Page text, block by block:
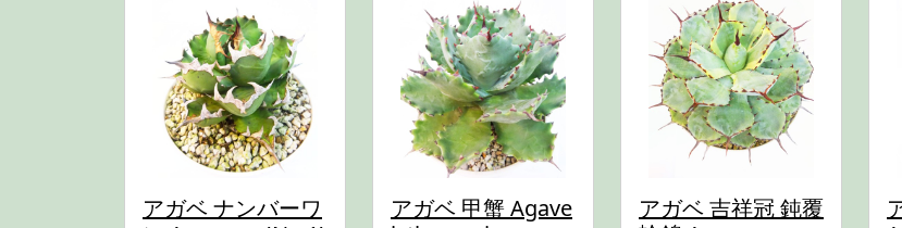
アガベ ナンバーワ
アガベ 甲蟹 Agave
アガベ 吉祥冠 鈍覆